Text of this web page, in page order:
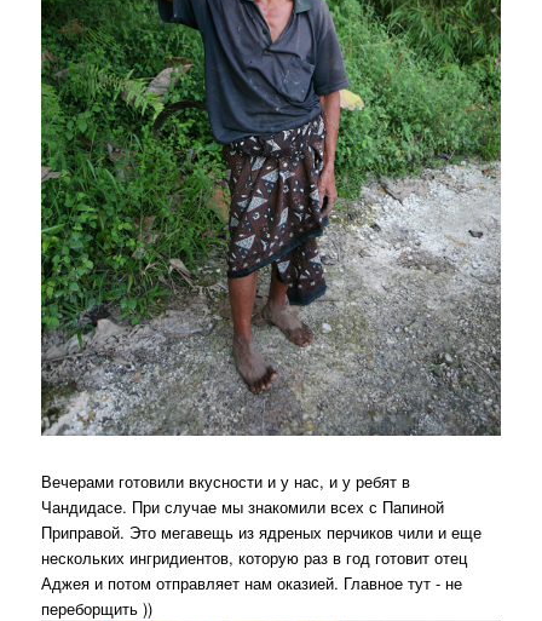
Вечерами готовили вкусности и у нас, и у ребят в
Чандидасе. При случае мы знакомили всех с Папиной
Приправой. Это мегавещь из ядреных перчиков чили и еще
нескольких ингридиентов, которую раз в год готовит отец
Аджея и потом отправляет нам оказией. Главное тут - не
переборщить ))